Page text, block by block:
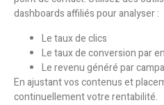
dashboards affiliés pour analyser :
Le taux de clics
Le taux de conversion par
Le revenu généré par
En ajustant vos contenus et
continuellement votre rentabilité.